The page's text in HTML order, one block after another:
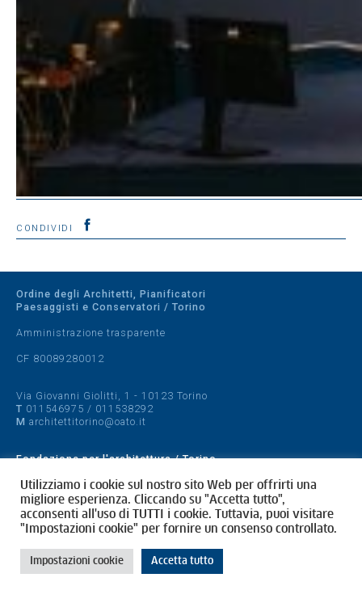
CONDIVIDI
Ordine degli Architetti, Pianificatori
Paesaggisti e Conservatori / Torino
Amministrazione trasparente
CF 80089280012
Via Giovanni Giolitti, 1 - 10123 Torino
T 011546975 / 011538292
M architettitorino@oato.it
Fondazione per l'architettura / Torino
Designed by quattrolinee.it
Cookie Policy
Privacy Policy
Utilizziamo i cookie sul nostro sito Web per offrirti una
migliore esperienza. Cliccando su "Accetta tutto",
acconsenti all'uso di TUTTI i cookie. Tuttavia, puoi visitare
"Impostazioni cookie" per fornire un consenso controllato.
Impostazioni cookie Accetta tutto